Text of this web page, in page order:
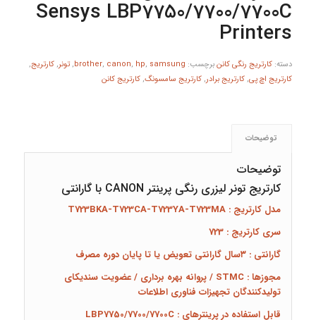
Sensys LBP7750/7700/7700C
Printers
دسته: کارتریج رنگی کانن برچسب: brother, canon, hp, samsung
,تونر,کارتریج,
کارتریج اچ پی,کارتریج برادر,کارتریج سامسونگ,کارتریج کانن
توضیحات
توضیحات
کارتریج تونر لیزری رنگی پرینتر CANON با گارانتی
مدل کارتریج : T723BKA-T723CA-T723YA-T723MA
سری کارتریج : 723
گارانتی : ۳سال گارانتی تعویض یا تا پایان دوره مصرف
مجوزها : STMC / پروانه بهره برداری / عضویت سندیکای
تولیدکنندگان تجهیزات فناوری اطلاعات
قابل استفاده در پرینترهای : LBP7750/7700/7700C